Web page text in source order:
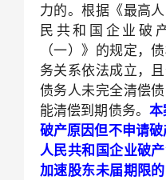
力的。根据《最高
民共和国企业破
（一）》的规定，
务关系依法成立，
债务人未完全清偿
能清偿到期债务。 本
破产原因但不申请
人民共和国企业破
加速股东未届期限